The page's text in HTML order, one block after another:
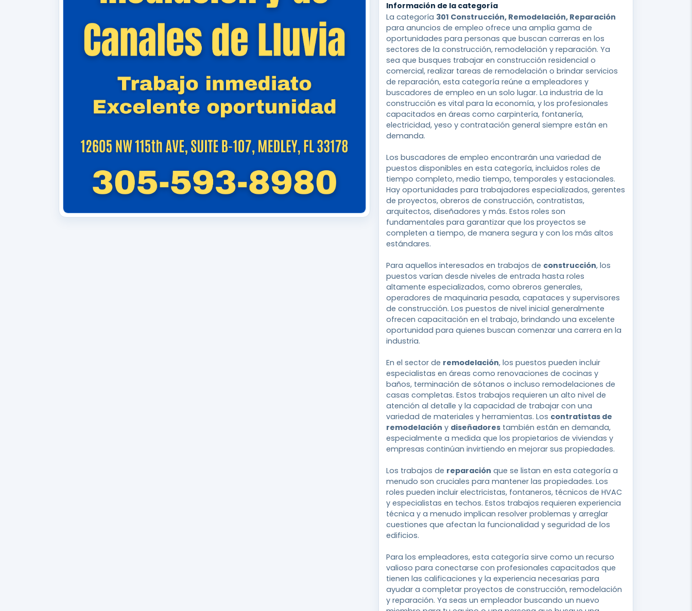
Información de la categoría
La categoría 301 Construcción, Remodelación, Reparación
para anuncios de empleo ofrece una amplia gama de
oportunidades para personas que buscan carreras en los
sectores de la construcción, remodelación y reparación. Ya
sea que busques trabajar en construcción residencial o
comercial, realizar tareas de remodelación o brindar servicios
de reparación, esta categoría reúne a empleadores y
buscadores de empleo en un solo lugar. La industria de la
construcción es vital para la economía, y los profesionales
capacitados en áreas como carpintería, fontanería,
electricidad, yeso y contratación general siempre están en
demanda.
Los buscadores de empleo encontrarán una variedad de
puestos disponibles en esta categoría, incluidos roles de
tiempo completo, medio tiempo, temporales y estacionales.
Hay oportunidades para trabajadores especializados, gerentes
de proyectos, obreros de construcción, contratistas,
arquitectos, diseñadores y más. Estos roles son
fundamentales para garantizar que los proyectos se
completen a tiempo, de manera segura y con los más altos
estándares.
Para aquellos interesados en trabajos de construcción, los
puestos varían desde niveles de entrada hasta roles
altamente especializados, como obreros generales,
operadores de maquinaria pesada, capataces y supervisores
de construcción. Los puestos de nivel inicial generalmente
ofrecen capacitación en el trabajo, brindando una excelente
oportunidad para quienes buscan comenzar una carrera en la
industria.
En el sector de remodelación, los puestos pueden incluir
especialistas en áreas como renovaciones de cocinas y
baños, terminación de sótanos o incluso remodelaciones de
casas completas. Estos trabajos requieren un alto nivel de
atención al detalle y la capacidad de trabajar con una
variedad de materiales y herramientas. Los contratistas de
remodelación y diseñadores también están en demanda,
especialmente a medida que los propietarios de viviendas y
empresas continúan invirtiendo en mejorar sus propiedades.
Los trabajos de reparación que se listan en esta categoría a
menudo son cruciales para mantener las propiedades. Los
roles pueden incluir electricistas, fontaneros, técnicos de HVAC
y especialistas en techos. Estos trabajos requieren experiencia
técnica y a menudo implican resolver problemas y arreglar
cuestiones que afectan la funcionalidad y seguridad de los
edificios.
Para los empleadores, esta categoría sirve como un recurso
valioso para conectarse con profesionales capacitados que
tienen las calificaciones y la experiencia necesarias para
ayudar a completar proyectos de construcción, remodelación
y reparación. Ya seas un empleador buscando un nuevo